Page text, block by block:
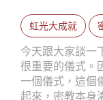
虹光大成就
今天跟大家談一
很重要的儀式。
一個儀式，這個
起來，密教本身